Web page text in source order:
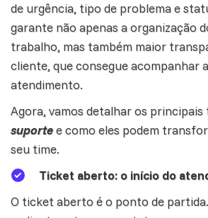
de urgência, tipo de problema e
garante não apenas a organização
trabalho, mas também maior
cliente, que consegue acompanhar
atendimento.
Agora, vamos detalhar os principais
suportee como eles podem
seu time.
Ticket aberto: o início do
O ticket aberto é o ponto de